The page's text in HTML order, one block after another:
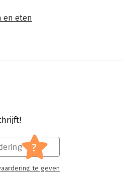
en eten
?
te geven